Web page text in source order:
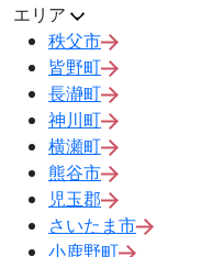
エリア
秩父市
皆野町
長瀞町
神川町
横瀬町
熊谷市
児玉郡
さいたま市
小鹿野町